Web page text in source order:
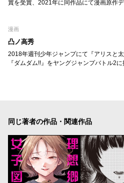
賞を受賞、2021年に同作品にて漫画原作デ
漫画
凸ノ高秀
2018年週刊少年ジャンプにて『アリスと
『ダムダム!!』をヤングジャンプバトル2に
同じ著者の作品・関連作品